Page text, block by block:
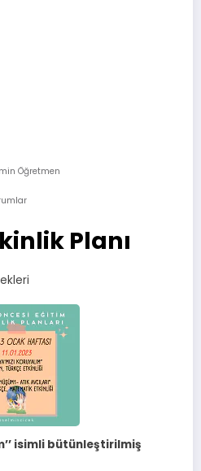
Öğretmen
Planı
isimli bütünleştirilmiş